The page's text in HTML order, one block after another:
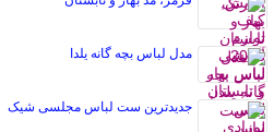
مدل لباس بچه گانه یلدا
جدیدترین ست لباس مجلسی شیک